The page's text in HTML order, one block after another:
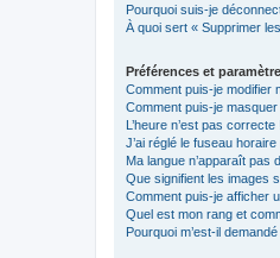
Pourquoi suis-je
À quoi sert « Supprimer
Préférences et
Comment puis-je modifier
Comment puis-je
L’heure n’est pas correcte !
J’ai réglé le fuseau
Ma langue n’apparaît pas
Que signifient les images
Comment puis-je afficher
Quel est mon rang et
Pourquoi m’est-il